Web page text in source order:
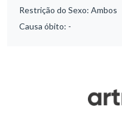
Restrição do Sexo: Ambos
Causa óbito: -